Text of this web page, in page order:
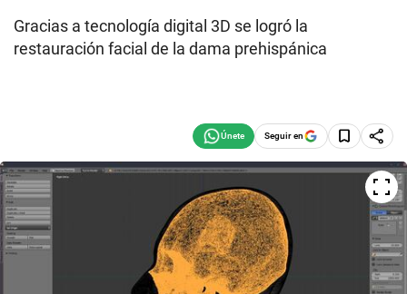
Gracias a tecnología digital 3D se logró la
restauración facial de la dama prehispánica
Seguir en